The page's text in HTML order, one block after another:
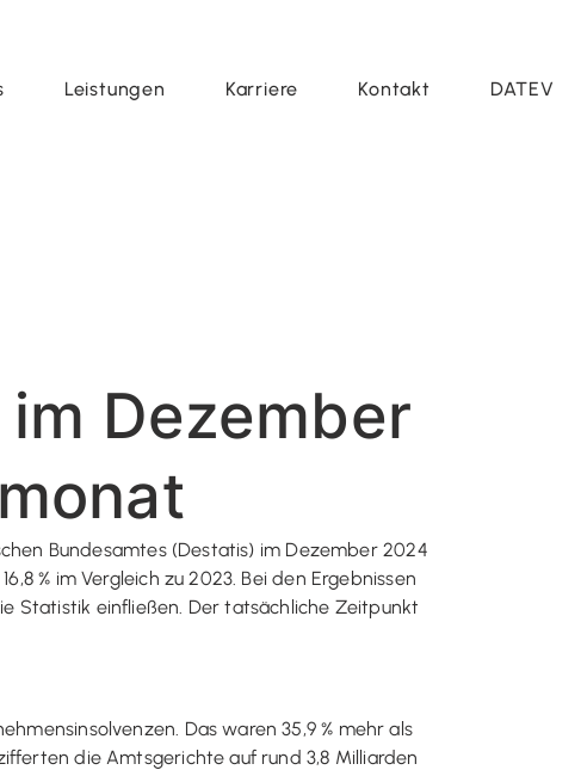
Leistungen Karriere Kontakt DATEV
Dezember
Bundesamtes (Destatis) im Dezember 2024
% im Vergleich zu 2023. Bei den Ergebnissen
Statistik einfließen. Der tatsächliche Zeitpunkt
Das waren 35,9 % mehr als
die Amtsgerichte auf rund 3,8 Milliarden